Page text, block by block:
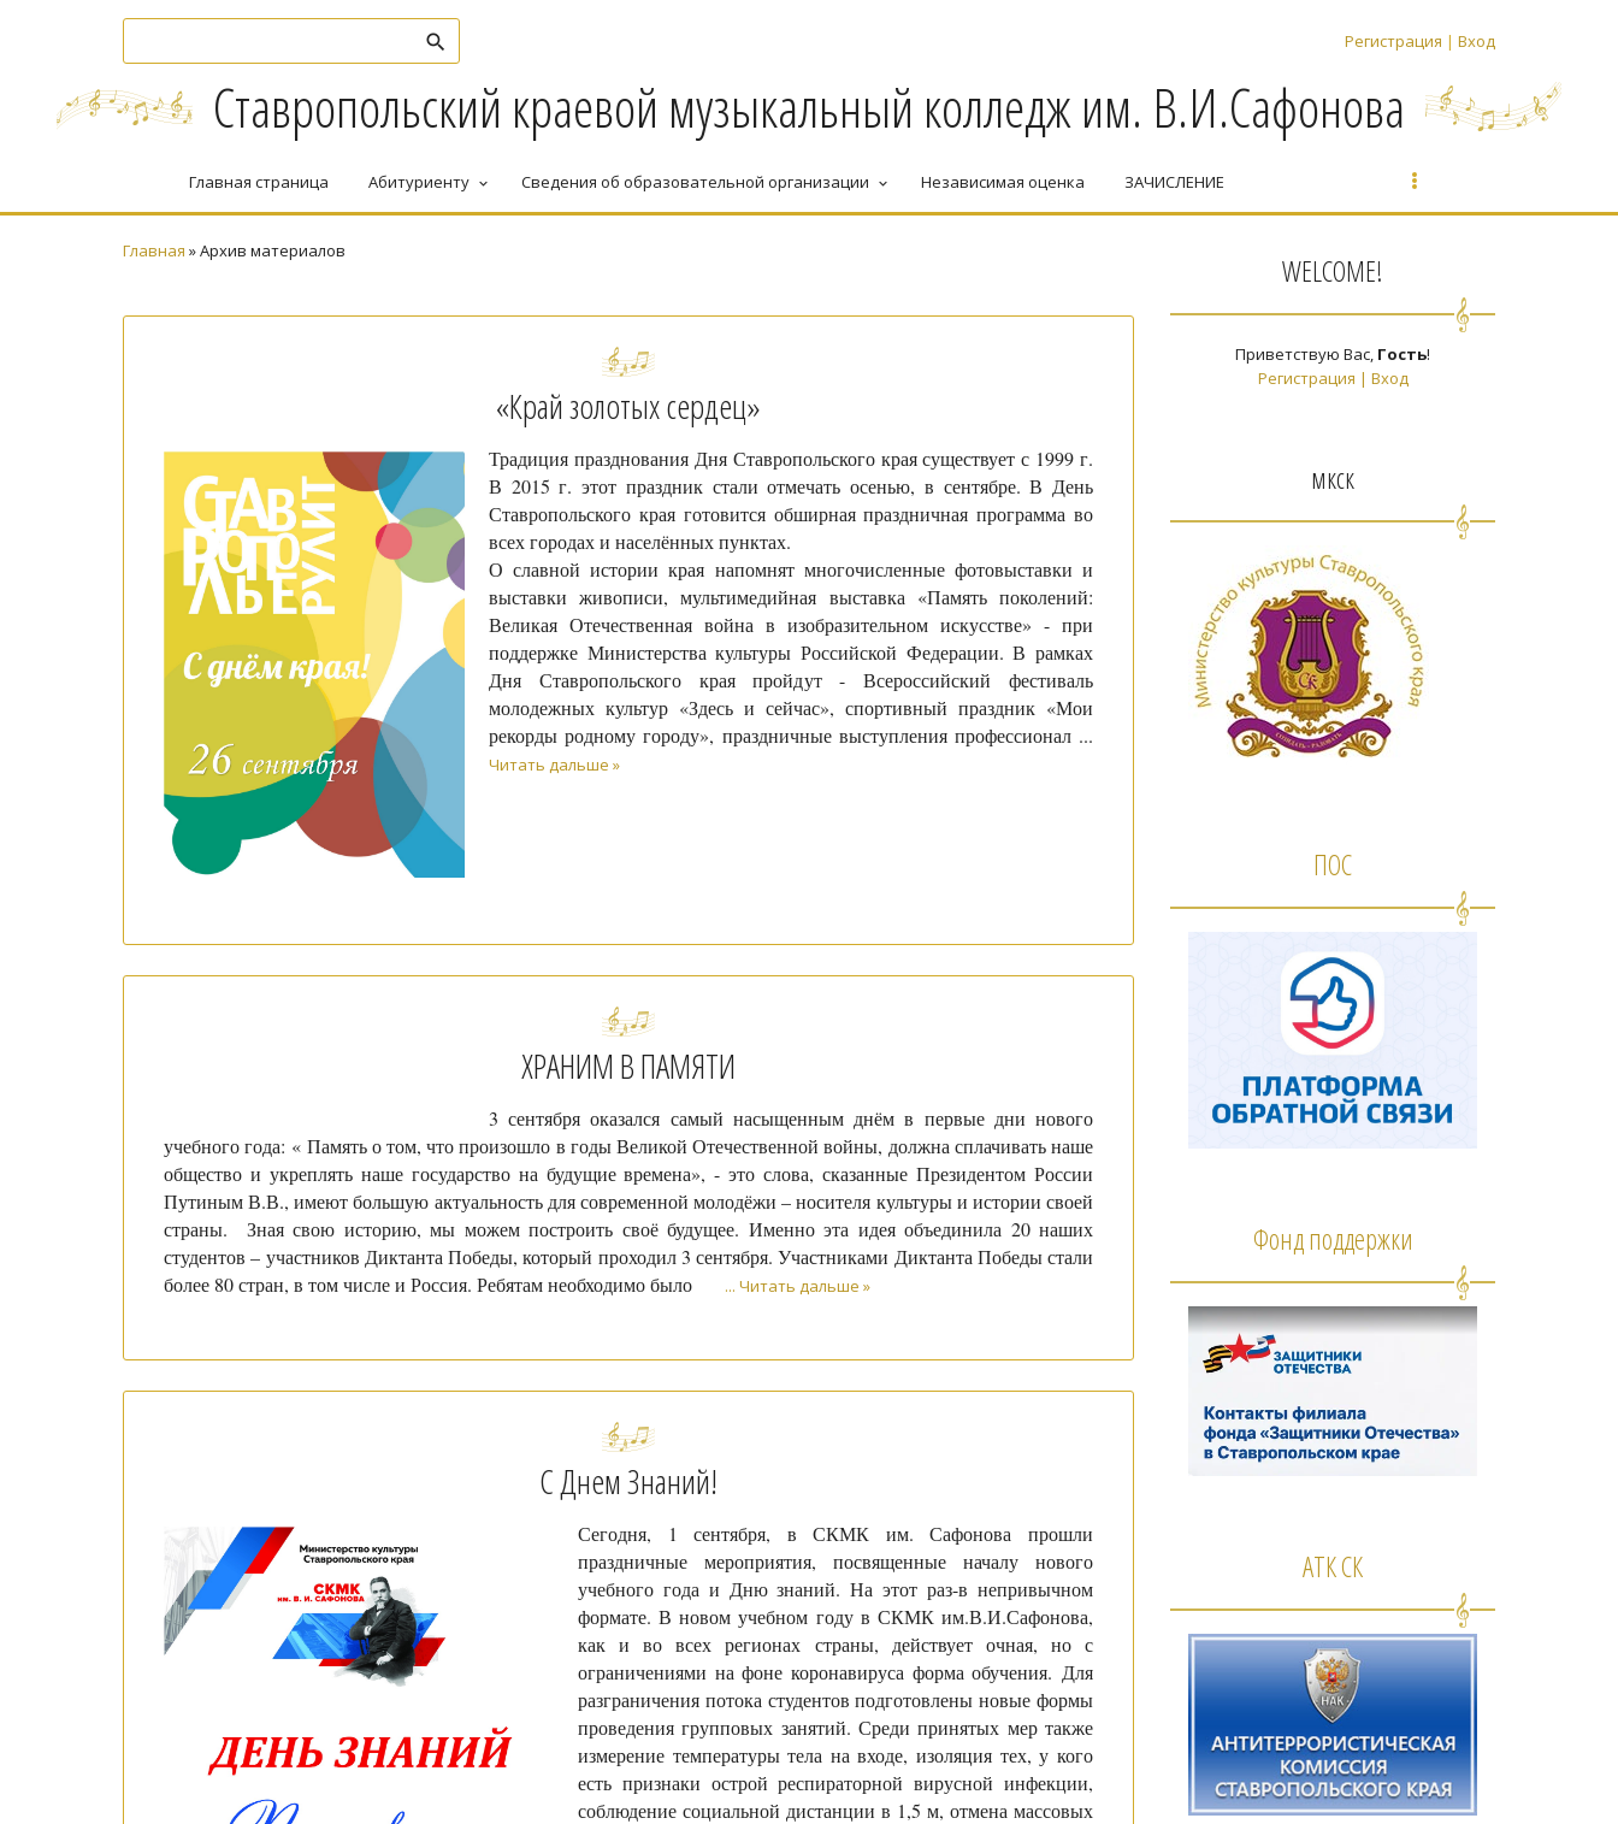
Регистрация | Вход
Ставропольский краевой музыкальный колледж им. В.И.Сафонова
Главная страница Абитуриенту keyboard_arrow_down Сведения об образовательной организации keyboard_arrow_down Независимая оценка ЗАЧИСЛЕНИЕ
Главная »Архив материалов
«Край золотых сердец»
Традиция празднования Дня Ставропольского края существует с 1999 г.
В 2015 г. этот праздник стали отмечать осенью, в сентябре. В День
Ставропольского края готовится обширная праздничная программа во
всех городах и населённых пунктах.
О славной истории края напомнят многочисленные фотовыставки и
выставки живописи, мультимедийная выставка «Память поколений:
Великая Отечественная война в изобразительном искусстве» - при
поддержке Министерства культуры Российской Федерации. В рамках
Дня Ставропольского края пройдут - Всероссийский фестиваль
молодежных культур «Здесь и сейчас», спортивный праздник «Мои
рекорды родному городу», праздничные выступления профессионал ...
Читать дальше »
ХРАНИМ В ПАМЯТИ
3 сентября оказался самый насыщенным днём в первые дни нового
учебного года: « Память о том, что произошло в годы Великой Отечественной войны, должна сплачивать наше
общество и укреплять наше государство на будущие времена», - это слова, сказанные Президентом России
Путиным В.В., имеют большую актуальность для современной молодёжи – носителя культуры и истории своей
страны. Зная свою историю, мы можем построить своё будущее. Именно эта идея объединила 20 наших
студентов – участников Диктанта Победы, который проходил 3 сентября. Участниками Диктанта Победы стали
более 80 стран, в том числе и Россия. Ребятам необходимо было
... Читать дальше »
С Днем Знаний!
Сегодня, 1 сентября, в СКМК им. Сафонова прошли
праздничные мероприятия, посвященные началу нового
учебного года и Дню знаний. На этот раз-в непривычном
формате. В новом учебном году в СКМК им.В.И.Сафонова,
как и во всех регионах страны, действует очная, но с
ограничениями на фоне коронавируса форма обучения. Для
разграничения потока студентов подготовлены новые формы
проведения групповых занятий. Среди принятых мер также
измерение температуры тела на входе, изоляция тех, у кого
есть признаки острой респираторной вирусной инфекции,
соблюдение социальной дистанции в 1,5 м, отмена массовых
WELCOME!
Приветствую Вас, Гость!
Регистрация | Вход
мкск
ПОС
Фонд поддержки
АТК СК